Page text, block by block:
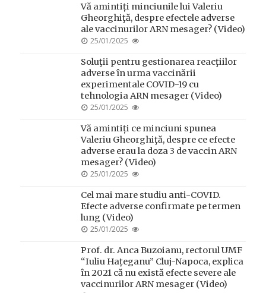
Vă amintiți minciunile lui Valeriu
Gheorghiţă, despre efectele adverse
ale vaccinurilor ARN mesager? (Video)
POSTED
25/01/2025
Soluţii pentru gestionarea reacţiilor
adverse în urma vaccinării
experimentale COVID-19 cu
tehnologia ARN mesager (Video)
POSTED
25/01/2025
Vă amintiți ce minciuni spunea
Valeriu Gheorghiţă, despre ce efecte
adverse erau la doza 3 de vaccin ARN
mesager? (Video)
POSTED
25/01/2025
Cel mai mare studiu anti-COVID.
Efecte adverse confirmate pe termen
lung (Video)
POSTED
25/01/2025
Prof. dr. Anca Buzoianu, rectorul UMF
“Iuliu Hațeganu” Cluj-Napoca, explica
în 2021 că nu există efecte severe ale
vaccinurilor ARN mesager (Video)